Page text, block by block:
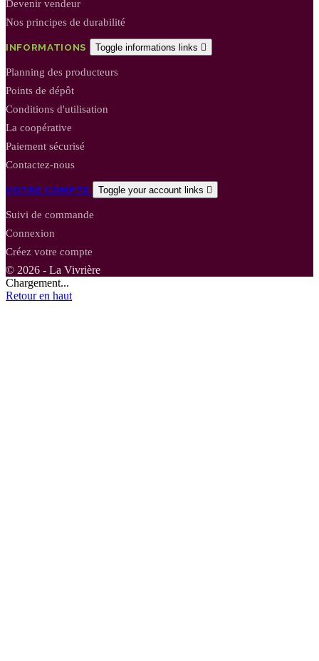
Devenir vendeur
Nos principes de durabilité
INFORMATIONS Toggle informations links 
Planning des producteurs
Points de dépôt
Conditions d'utilisation
La coopérative
Paiement sécurisé
Contactez-nous
VOTRE COMPTE Toggle your account links 
Suivi de commande
Connexion
Créez votre compte
© 2026 - La Vivrière
Chargement...
Retour en haut